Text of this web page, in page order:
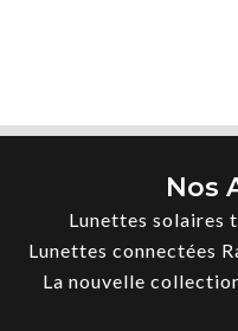
Nos
Lunettes solaires
Lunettes connectées
La nouvelle